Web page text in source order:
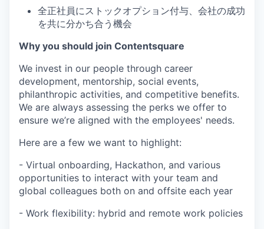
全正社員にストックオプション付与、会社の成功
を共に分かち合う機会
Why you should join Contentsquare
We invest in our people through career
development, mentorship, social events,
philanthropic activities, and competitive benefits.
We are always assessing the perks we offer to
ensure we’re aligned with the employees' needs.
Here are a few we want to highlight:
- Virtual onboarding, Hackathon, and various
opportunities to interact with your team and
global colleagues both on and offsite each year
- Work flexibility: hybrid and remote work policies